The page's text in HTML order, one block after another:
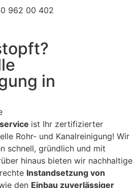
962 00 402
in
ist Ihr zertifizierter
Rohr- und Kanalreinigung! Wir
schnell, gründlich und mit
hinaus bieten wir nachhaltige
Instandsetzung von
den Einbau zuverlässiger